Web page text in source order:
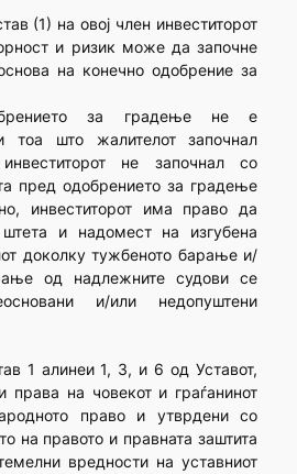
(1) на овој член инвеститорот
и ризик може да започне
на конечно одобрение за
за градење не е
тоа што жалителот започнал
не започнал со
пред одобрението за градење
инвеститорот има право да
и надомест на изгубена
доколку тужбеното барање и/
од надлежните судови се
и/или недопуштени
1 алинеи 1, 3, и 6 од Уставот,
права на човекот и граѓанинот
право и утврдени со
на правото и правната заштита
вредности на уставниот